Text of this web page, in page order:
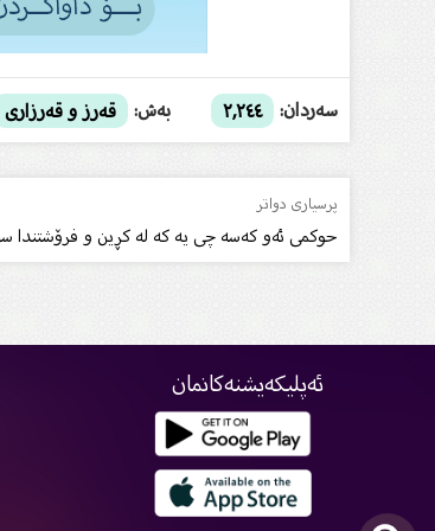
سەردان: ٢,٢٤٤ بەش: قەرز و قەرزارى
پرسیاری دواتر
حوکمی ئەو کەسە چی یە کە لە کڕین و فرۆشتندا
ئەپلیکەیشنەکانمان